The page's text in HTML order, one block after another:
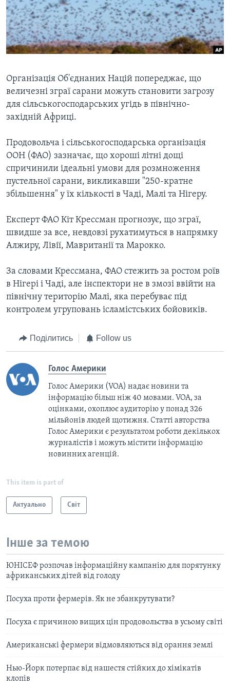
СУСПІЛЬСТВО
ЕКОНОМІКА
ІСТОРІЇ УСПІХУ УКРАЇНЦІВ
ТЕЛЕПРОГРАМИ
ЧАС-TIME
СТУДІЯ ВАШИНГТОН
ВІКНО В АМЕРИКУ
ПРАЙМ-ТАЙМ
ENGLISH
МИ В СОЦМЕРЕЖАХ
Мови
Організація Об'єднаних Націй попереджає, що
величезні зграї сарани можуть становити загрозу
для сільськогосподарських угідь в північно-
західній Африці.
Продовольча і сільськогосподарська організація
ООН (ФАО) зазначає, що хороші літні дощі
спричинили ідеальні умови для розмноження
пустельної сарани, викликавши "250-кратне
збільшення" у їх кількості в Чаді, Малі та Нігеру.
Експерт ФАО Кіт Крессман прогнозує, що зграї,
швидше за все, невдовзі рухатимуться в напрямку
Алжиру, Лівії, Мавританії та Марокко.
За словами Крессмана, ФАО стежить за ростом роїв
в Нігері і Чаді, але інспектори не в змозі ввійти на
північну територію Малі, яка перебуває під
контролем угруповань ісламістських бойовиків.
Поділитись Follow us
Голос Америки
Голос Америки (VOA) надає новини та
інформацію більш ніж 40 мовами. VOA, за
оцінками, охоплює аудиторію у понад 326
мільйонів людей щотижня. Статті авторства
Голос Америки є результатом роботи декількох
журналістів і можуть містити інформацію
новинних агенцій.
This item is part of
Актуально Світ
Інше за темою
ЮНІСЕФ розпочав інформаційну кампанію для порятунку
африканських дітей від голоду
Посуха проти фермерів. Як не збанкрутувати?
Посуха є причиною вищих цін продовольства в усьому світі
Американські фермери відмовляються від орання землі
Нью-Йорк потерпає від нашестя стійких до хімікатів
клопів